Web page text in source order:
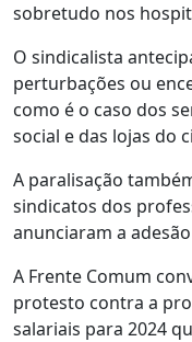
sobretudo nos
O sindicalista
perturbações ou
como é o caso dos
social e das lojas do
A paralisação
sindicatos dos
anunciaram a
A Frente Comum
protesto contra a
salariais para 2024